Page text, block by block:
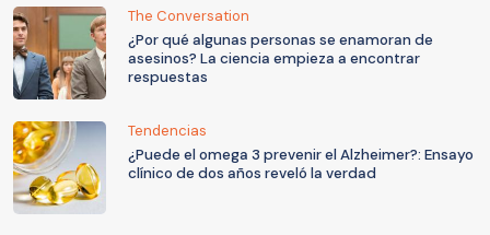
The Conversation
¿Por qué algunas personas se enamoran de
asesinos? La ciencia empieza a encontrar
respuestas
Tendencias
¿Puede el omega 3 prevenir el Alzheimer?: Ensayo
clínico de dos años reveló la verdad